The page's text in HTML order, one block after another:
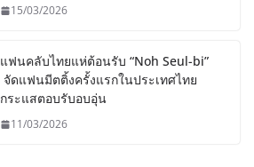
15/03/2026
แฟนคลับไทยแห่ต้อนรับ “Noh Seul-bi”
จัดแฟนมีตติ้งครั้งแรกในประเทศไทย
กระแสตอบรับอบอุ่น
11/03/2026